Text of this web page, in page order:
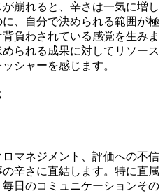
崩れると、辛さは一気に増し
、自分で決められる範囲が極
負わされている感覚を生みま
られる成果に対してリソース
シャーを感じます。
マネジメント、評価への不信
辛さに直結します。特に直属
日のコミュニケーションその